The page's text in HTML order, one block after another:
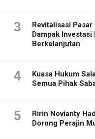
3
Revitalisasi
Dampak
Berkelanjutan
4
Kuasa Hukum
Semua Pihak
5
Ririn Novianty
Dorong Perajin